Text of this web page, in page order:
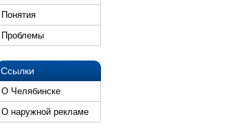
Понятия
Проблемы
Ссылки
О Челябинске
О наружной рекламе